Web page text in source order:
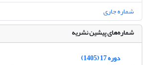
شماره جاری
شماره‌های پیشین نشریه
دوره 17 (1405)